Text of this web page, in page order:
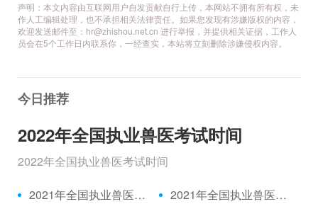
声明：本文内容由互联网用户自发贡献自行上传，本网站不拥有所有权，未
作人工编辑处理，也不承担相关法律责任。如果您发现有涉嫌版权的内容，
欢迎发送邮件至：hr@zhishou.net.cn 进行举报，并提供相关证据，工作人
员会在5个工作日内联系你，一经查实，本站将立刻删除涉嫌侵权内容。
今日推荐
2022年全国执业兽医考试时间
2022年全国执业兽医考试时间
2021年全国执业兽医资格考试成绩公布时间、合格分数线
2021年全国执业兽医资格考试真题